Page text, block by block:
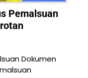
Pemalsuan
Dokumen